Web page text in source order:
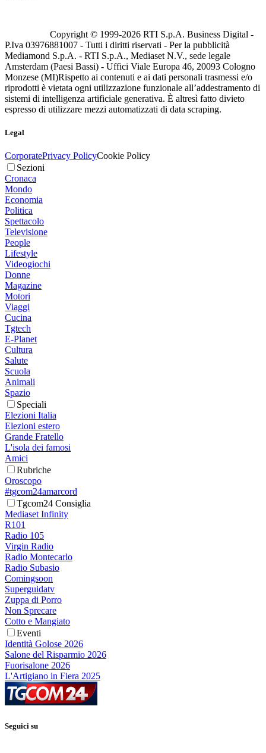
Copyright © 1999-2026 RTI S.p.A. Business Digital -
P.Iva 03976881007 - Tutti i diritti riservati - Per la pubblicità
Mediamond S.p.A. - RTI S.p.A., Mediaset N.V., sede legale
Amsterdam (Paesi Bassi) - Uffici Viale Europa 46, 20093 Cologno
Monzese (MI)Rispetto ai contenuti e ai dati personali trasmessi e/o
riprodotti è vietata ogni utilizzazione funzionale all’addestramento di
sistemi di intelligenza artificiale generativa. È altresì fatto divieto
espresso di utilizzare mezzi automatizzati di data scraping.
Legal
CorporatePrivacy PolicyCookie Policy
Sezioni
Cronaca
Mondo
Economia
Politica
Spettacolo
Televisione
People
Lifestyle
Videogiochi
Donne
Magazine
Motori
Viaggi
Cucina
Tgtech
E-Planet
Cultura
Salute
Scuola
Animali
Spazio
Speciali
Elezioni Italia
Elezioni estero
Grande Fratello
L'isola dei famosi
Amici
Rubriche
Oroscopo
#tgcom24amarcord
Tgcom24 Consiglia
Mediaset Infinity
R101
Radio 105
Virgin Radio
Radio Montecarlo
Radio Subasio
Comingsoon
Superguidatv
Zuppa di Porro
Non Sprecare
Cotto e Mangiato
Eventi
Identità Golose 2026
Salone del Risparmio 2026
Fuorisalone 2026
L'Artigiano in Fiera 2025
Seguici su